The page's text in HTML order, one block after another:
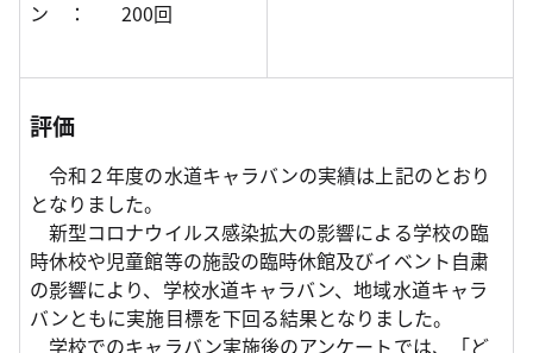
ン ： 200回
評価
令和２年度の水道キャラバンの実績は上記のとおり
となりました。
新型コロナウイルス感染拡大の影響による学校の臨
時休校や児童館等の施設の臨時休館及びイベント自粛
の影響により、学校水道キャラバン、地域水道キャラ
バンともに実施目標を下回る結果となりました。
学校でのキャラバン実施後のアンケートでは、「ど